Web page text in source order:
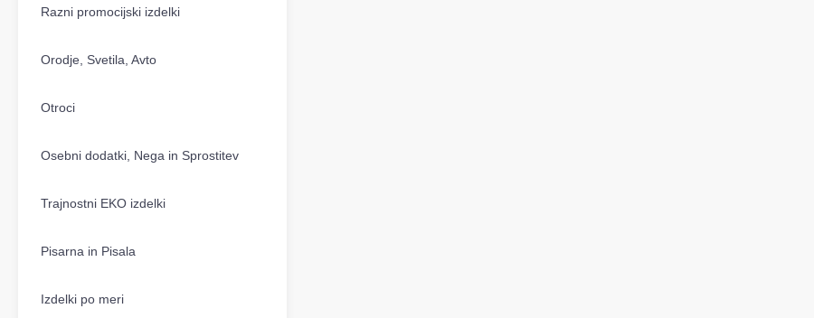
Razni promocijski izdelki
Orodje, Svetila, Avto
Otroci
Osebni dodatki, Nega in Sprostitev
Trajnostni EKO izdelki
Pisarna in Pisala
Izdelki po meri